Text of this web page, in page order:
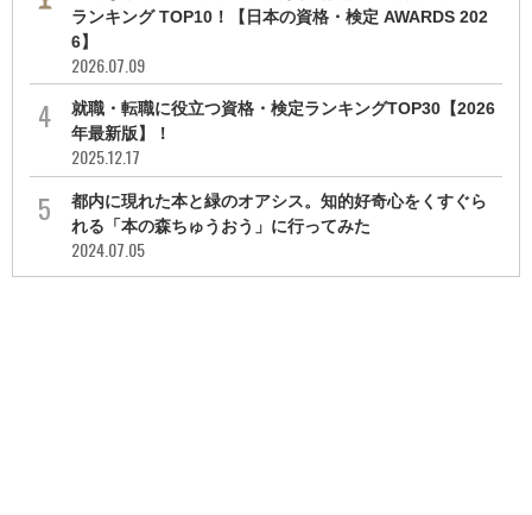
ランキング TOP10！【日本の資格・検定 AWARDS 202
6】
2026.07.09
就職・転職に役立つ資格・検定ランキングTOP30【2026
年最新版】！
2025.12.17
都内に現れた本と緑のオアシス。知的好奇心をくすぐら
れる「本の森ちゅうおう」に行ってみた
2024.07.05